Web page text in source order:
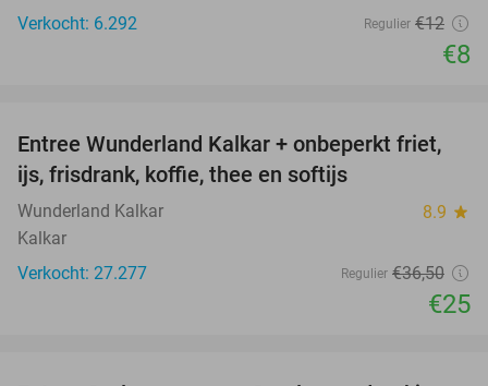
Verkocht: 6.292
Regulier €12
€8
32%
Entree Wunderland Kalkar + onbeperkt friet,
ijs, frisdrank, koffie, thee en softijs
Wunderland Kalkar 8.9 star
Kalkar
Verkocht: 27.277
Regulier €36,50
€25